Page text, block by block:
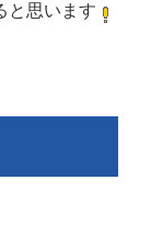
と思います